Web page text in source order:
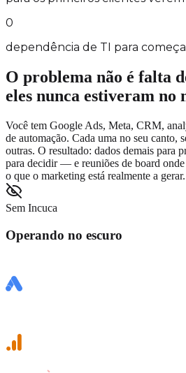
0
dependência de TI para
O problema não é falta
eles nunca estiveram no
Você tem Google Ads, Meta, CRM,
de automação. Cada uma no seu canto,
outras. O resultado: dados demais para
para decidir — e reuniões de board
o que o marketing está realmente a gerar.
Sem Incuca
Operando no escuro